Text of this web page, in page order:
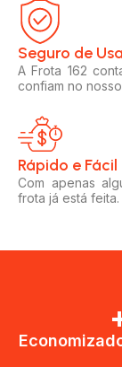
Seguro de
A Frota 162
confiam no
Rápido e Fácil​
Com apenas
frota já está feita.